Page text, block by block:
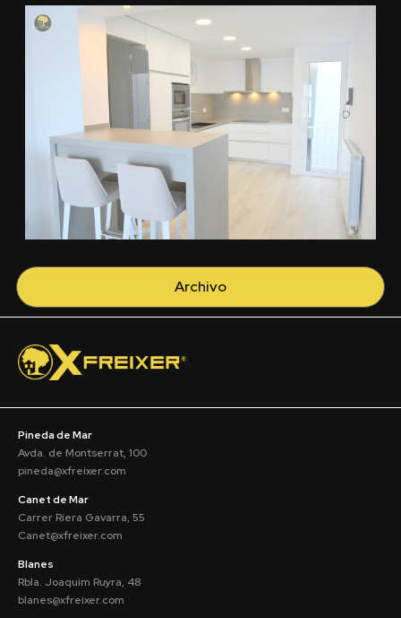
Archivo
Pineda de Mar
Avda. de Montserrat, 100
pineda@xfreixer.com
Canet de Mar
Carrer Riera Gavarra, 55
Canet@xfreixer.com
Blanes
Rbla. Joaquim Ruyra, 48
blanes@xfreixer.com